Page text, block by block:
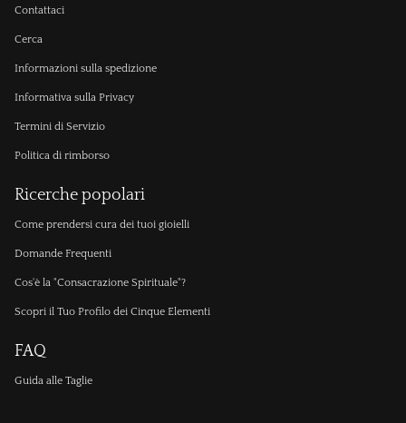
Contattaci
Cerca
Informazioni sulla spedizione
Informativa sulla Privacy
Termini di Servizio
Politica di rimborso
Ricerche popolari
Come prendersi cura dei tuoi gioielli
Domande Frequenti
Cos'è la "Consacrazione Spirituale"?
Scopri il Tuo Profilo dei Cinque Elementi
FAQ
Guida alle Taglie